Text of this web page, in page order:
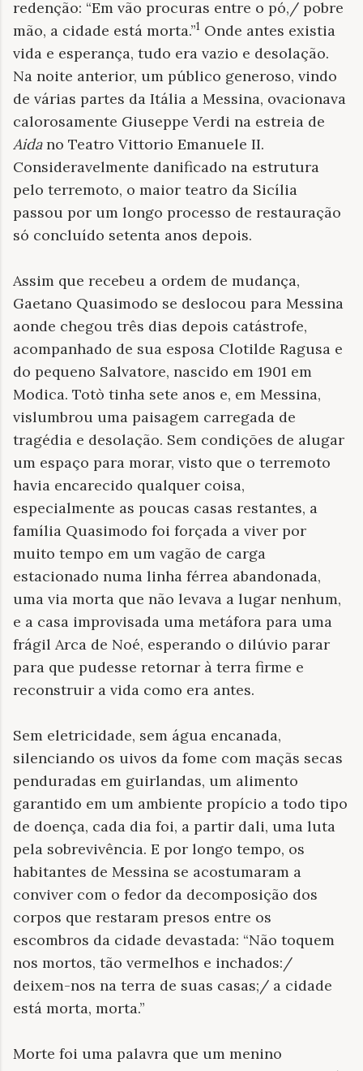
redenção: “Em vão procuras entre o pó,/ pobre
mão, a cidade está morta.”1 Onde antes existia
vida e esperança, tudo era vazio e desolação.
Na noite anterior, um público generoso, vindo
de várias partes da Itália a Messina, ovacionava
calorosamente Giuseppe Verdi na estreia de
Aidano Teatro Vittorio Emanuele II.
Consideravelmente danificado na estrutura
pelo terremoto, o maior teatro da Sicília
passou por um longo processo de restauração
só concluído setenta anos depois.
Assim que recebeu a ordem de mudança,
Gaetano Quasimodo se deslocou para Messina
aonde chegou três dias depois catástrofe,
acompanhado de sua esposa Clotilde Ragusa e
do pequeno Salvatore, nascido em 1901 em
Modica. Totò tinha sete anos e, em Messina,
vislumbrou uma paisagem carregada de
tragédia e desolação. Sem condições de alugar
um espaço para morar, visto que o terremoto
havia encarecido qualquer coisa,
especialmente as poucas casas restantes, a
família Quasimodo foi forçada a viver por
muito tempo em um vagão de carga
estacionado numa linha férrea abandonada,
uma via morta que não levava a lugar nenhum,
e a casa improvisada uma metáfora para uma
frágil Arca de Noé, esperando o dilúvio parar
para que pudesse retornar à terra firme e
reconstruir a vida como era antes.
Sem eletricidade, sem água encanada,
silenciando os uivos da fome com maçãs secas
penduradas em guirlandas, um alimento
garantido em um ambiente propício a todo tipo
de doença, cada dia foi, a partir dali, uma luta
pela sobrevivência. E por longo tempo, os
habitantes de Messina se acostumaram a
conviver com o fedor da decomposição dos
corpos que restaram presos entre os
escombros da cidade devastada: “Não toquem
nos mortos, tão vermelhos e inchados:/
deixem-nos na terra de suas casas;/ a cidade
está morta, morta.”
Morte foi uma palavra que um menino